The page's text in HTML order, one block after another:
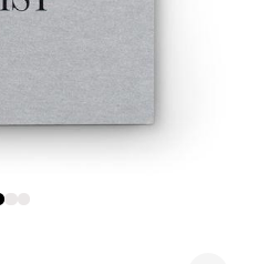
Senter Oasen